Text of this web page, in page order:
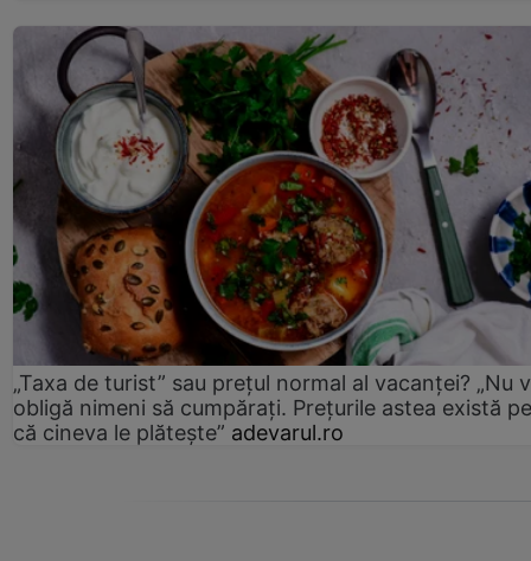
„Taxa de turist” sau prețul normal al vacanței? „Nu
obligă nimeni să cumpărați. Prețurile astea există
că cineva le plătește” adevarul.ro